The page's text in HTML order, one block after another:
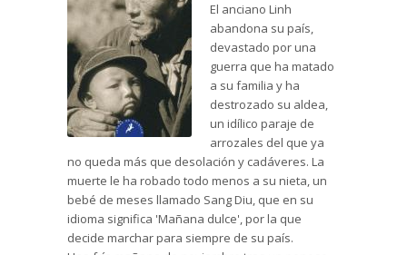
El anciano Linh
abandona su país,
devastado por una
guerra que ha matado
a su familia y ha
destrozado su aldea,
un idílico paraje de
arrozales del que ya
no queda más que desolación y cadáveres. La
muerte le ha robado todo menos a su nieta, un
bebé de meses llamado Sang Diu, que en su
idioma significa 'Mañana dulce', por la que
decide marchar para siempre de su país.